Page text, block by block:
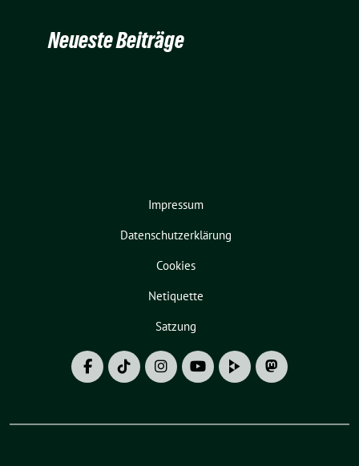
Neueste Beiträge
Impressum
Datenschutzerklärung
Cookies
Netiquette
Satzung